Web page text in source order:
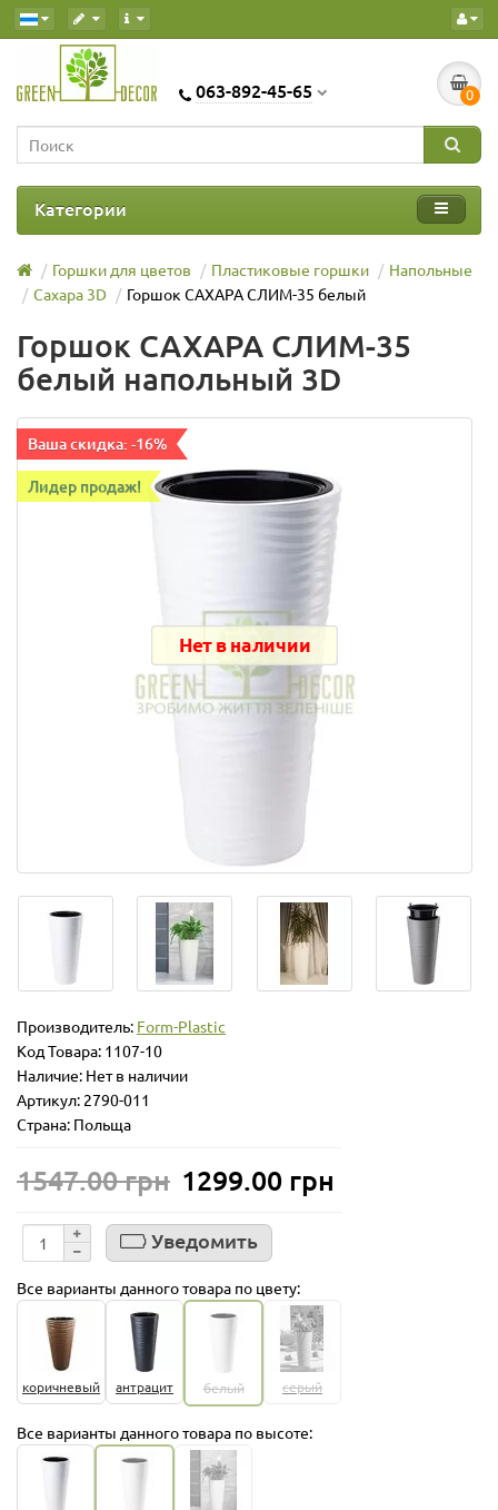
063-892-45-65 0
Категории
Горшки для цветов Пластиковые горшки
Напольные
Сахара 3D
Горшок САХАРА СЛИМ-35 белый
Горшок САХАРА СЛИМ-35
белый напольный 3D
Ваша скидка: -16%
Лидер продаж!
Нет в наличии
Производитель: Form-Plastic
Код Товара: 1107-10
Наличие: Нет в наличии
Артикул: 2790-011
Страна: Польща
1547.00 грн 1299.00 грн
Уведомить
Все варианты данного товара по цвету:
коричневый антрацит белый серый
Все варианты данного товара по высоте: